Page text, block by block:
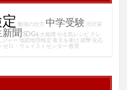
勉強の仕方 中学受験 渋沢栄
聞SDGs 大相撲 やる気レシピ テレ
ジャー 地図地理検定 青天を衝け 紙幣 化石
ゼロ・ウェイストセンター 教育